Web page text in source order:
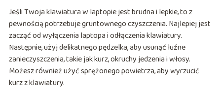
Jeśli Twoja klawiatura w laptopie jest brudna i lepkie, to z
pewnością potrzebuje gruntownego czyszczenia. Najlepiej jest
zacząć od wyłączenia laptopa i odłączenia klawiatury.
Następnie, użyj delikatnego pędzelka, aby usunąć luźne
zanieczyszczenia, takie jak kurz, okruchy jedzenia i włosy.
Możesz również użyć sprężonego powietrza, aby wyrzucić
kurz z klawiatury.